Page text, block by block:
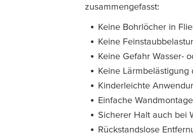
zusammengefasst:
Keine Bohrlöcher in
Keine
Keine Gefahr Wasser-
Keine Lärmbelästigung
Kinderleichte
Einfache
Sicherer Halt auch bei
Rückstandslose